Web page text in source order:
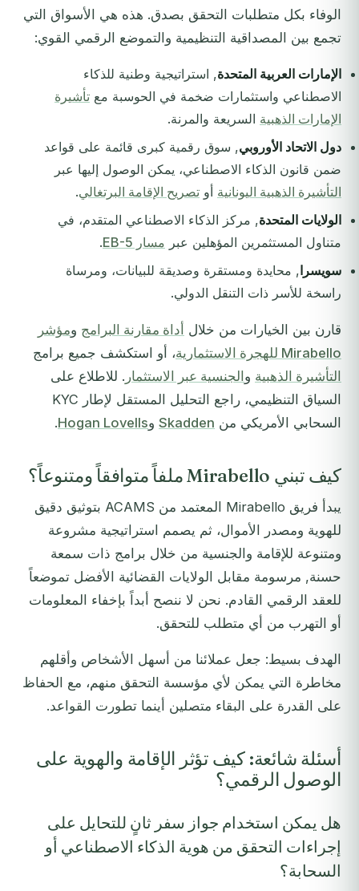
الوفاء بكل متطلبات التحقق بصدق. هذه هي الأسواق التي
تجمع بين المصداقية التنظيمية والتموضع الرقمي القوي:
الإمارات العربية المتحدة, استراتيجية وطنية للذكاء
الاصطناعي واستثمارات ضخمة في الحوسبة مع تأشيرة
الإمارات الذهبية السريعة والمرنة.
دول الاتحاد الأوروبي, سوق رقمية كبرى قائمة على قواعد
ضمن قانون الذكاء الاصطناعي، يمكن الوصول إليها عبر
التأشيرة الذهبية اليونانية أو تصريح الإقامة البرتغالي.
الولايات المتحدة, مركز الذكاء الاصطناعي المتقدم، في
متناول المستثمرين المؤهلين عبر مسار EB-5
.
سويسرا, محايدة ومستقرة وصديقة للبيانات، ومرساة
راسخة للأسر ذات التنقل الدولي.
قارن بين الخيارات من خلال أداة مقارنة البرامج ومؤشر
Mirabello للهجرة الاستثمارية
، أو استكشف جميع برامج
التأشيرة الذهبية والجنسية عبر الاستثمار . للاطلاع على
السياق التنظيمي، راجع التحليل المستقل لإطار KYC
السحابي الأمريكي من Skadden وHogan Lovells
.
كيف تبني Mirabello ملفاً متوافقاً ومتنوعاً؟
يبدأ فريق Mirabello المعتمد من ACAMS بتوثيق دقيق
للهوية ومصدر الأموال، ثم يصمم استراتيجية مشروعة
ومتنوعة للإقامة والجنسية من خلال برامج ذات سمعة
حسنة, مرسومة مقابل الولايات القضائية الأفضل تموضعاً
للعقد الرقمي القادم. نحن لا ننصح أبداً بإخفاء المعلومات
أو التهرب من أي متطلب للتحقق.
الهدف بسيط: جعل عملائنا من أسهل الأشخاص وأقلهم
مخاطرة التي يمكن لأي مؤسسة التحقق منهم، مع الحفاظ
على القدرة على البقاء متصلين أينما تطورت القواعد.
أسئلة شائعة: كيف تؤثر الإقامة والهوية على
الوصول الرقمي؟
هل يمكن استخدام جواز سفر ثانٍ للتحايل على
إجراءات التحقق من هوية الذكاء الاصطناعي أو
السحابة؟